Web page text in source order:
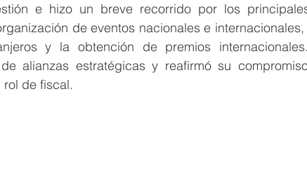
e hizo un breve recorrido por los
de eventos nacionales e
y la obtención de premios
alianzas estratégicas y reafirmó su
de fiscal.